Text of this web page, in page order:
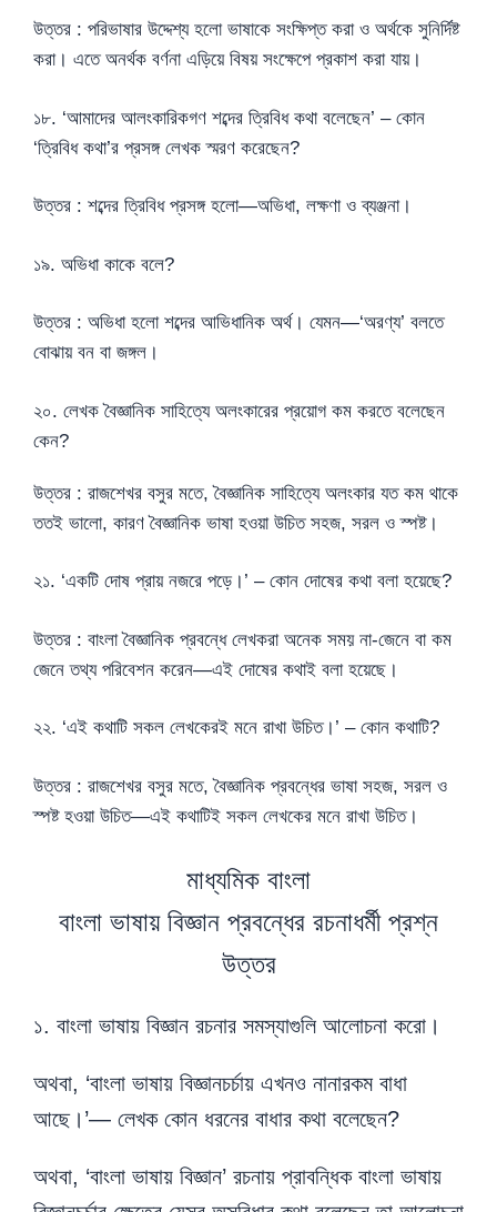
উত্তর : পরিভাষার উদ্দেশ্য হলো ভাষাকে সংক্ষিপ্ত করা ও অর্থকে সুনির্দিষ্ট
করা। এতে অনর্থক বর্ণনা এড়িয়ে বিষয় সংক্ষেপে প্রকাশ করা যায়।
১৮. ‘আমাদের আলংকারিকগণ শব্দের ত্রিবিধ কথা বলেছেন’ – কোন
‘ত্রিবিধ কথা’র প্রসঙ্গ লেখক স্মরণ করেছেন?
উত্তর : শব্দের ত্রিবিধ প্রসঙ্গ হলো—অভিধা, লক্ষণা ও ব্যঞ্জনা।
১৯. অভিধা কাকে বলে?
উত্তর : অভিধা হলো শব্দের আভিধানিক অর্থ। যেমন—‘অরণ্য’ বলতে
বোঝায় বন বা জঙ্গল।
২০. লেখক বৈজ্ঞানিক সাহিত্যে অলংকারের প্রয়োগ কম করতে বলেছেন
কেন?
উত্তর : রাজশেখর বসুর মতে, বৈজ্ঞানিক সাহিত্যে অলংকার যত কম থাকে
ততই ভালো, কারণ বৈজ্ঞানিক ভাষা হওয়া উচিত সহজ, সরল ও স্পষ্ট।
২১. ‘একটি দোষ প্রায় নজরে পড়ে।’ – কোন দোষের কথা বলা হয়েছে?
উত্তর : বাংলা বৈজ্ঞানিক প্রবন্ধে লেখকরা অনেক সময় না-জেনে বা কম
জেনে তথ্য পরিবেশন করেন—এই দোষের কথাই বলা হয়েছে।
২২. ‘এই কথাটি সকল লেখকেরই মনে রাখা উচিত।’ – কোন কথাটি?
উত্তর : রাজশেখর বসুর মতে, বৈজ্ঞানিক প্রবন্ধের ভাষা সহজ, সরল ও
স্পষ্ট হওয়া উচিত—এই কথাটিই সকল লেখকের মনে রাখা উচিত।
মাধ্যমিক বাংলা
বাংলা ভাষায় বিজ্ঞান প্রবন্ধের রচনাধর্মী প্রশ্ন
উত্তর
১. বাংলা ভাষায় বিজ্ঞান রচনার সমস্যাগুলি আলোচনা করো।
অথবা, ‘বাংলা ভাষায় বিজ্ঞানচর্চায় এখনও নানারকম বাধা
আছে।’— লেখক কোন ধরনের বাধার কথা বলেছেন?
অথবা, ‘বাংলা ভাষায় বিজ্ঞান’ রচনায় প্রাবন্ধিক বাংলা ভাষায়